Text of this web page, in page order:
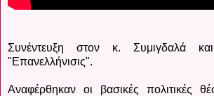
Συνέντευξη στον κ. Συμιγδαλά
"Επανελλήνισις".
Αναφέρθηκαν οι βασικές πολιτικές